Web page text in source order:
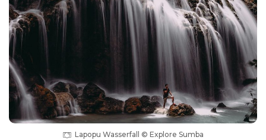
Lapopu Wasserfall © Explore Sumba